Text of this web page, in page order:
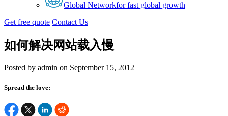
Global Networkfor fast global growth
Get free quote Contact Us
如何解决网站载入慢
Posted by admin on September 15, 2012
Spread the love: